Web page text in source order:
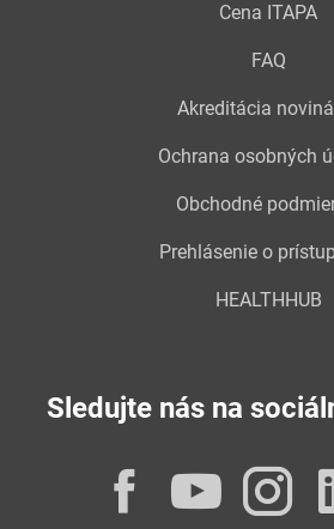
Cena ITAPA
FAQ
Akreditácia
Ochrana osobných
Obchodné
Prehlásenie o
HEALTHHUB
Sledujte nás na